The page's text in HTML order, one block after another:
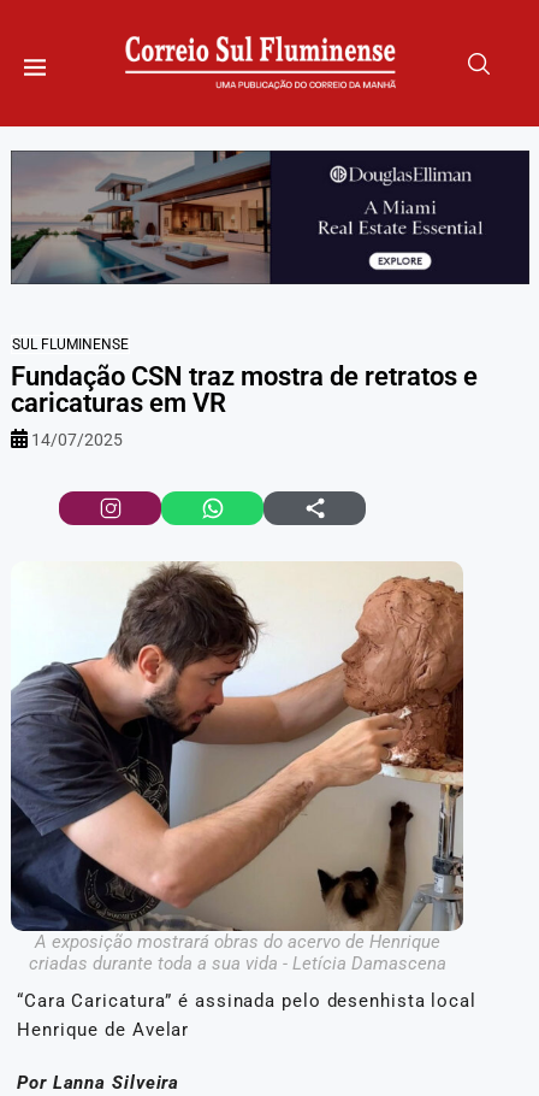
SUL FLUMINENSE
Fundação CSN traz mostra de retratos e
caricaturas em VR
14/07/2025
A exposição mostrará obras do acervo de Henrique
criadas durante toda a sua vida - Letícia Damascena
“Cara Caricatura” é assinada pelo desenhista local
Henrique de Avelar
Por Lanna Silveira